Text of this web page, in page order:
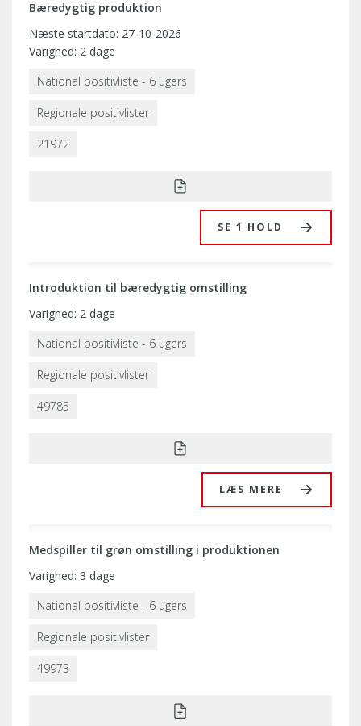
Bæredygtig produktion
National positivliste - 6 ugers
Regionale positivlister
21972
SE 1 HOLD
Næste startdato: 27-10-2026
Varighed: 2 dage
Introduktion til bæredygtig omstilling
National positivliste - 6 ugers
Regionale positivlister
49785
LÆS MERE
Varighed: 2 dage
Medspiller til grøn omstilling i produktionen
National positivliste - 6 ugers
Regionale positivlister
49973
Varighed: 3 dage